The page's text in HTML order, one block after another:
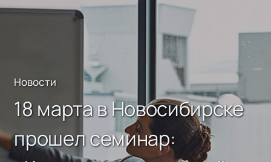
Новости
18 марта в Новосибирске
прошел семинар: